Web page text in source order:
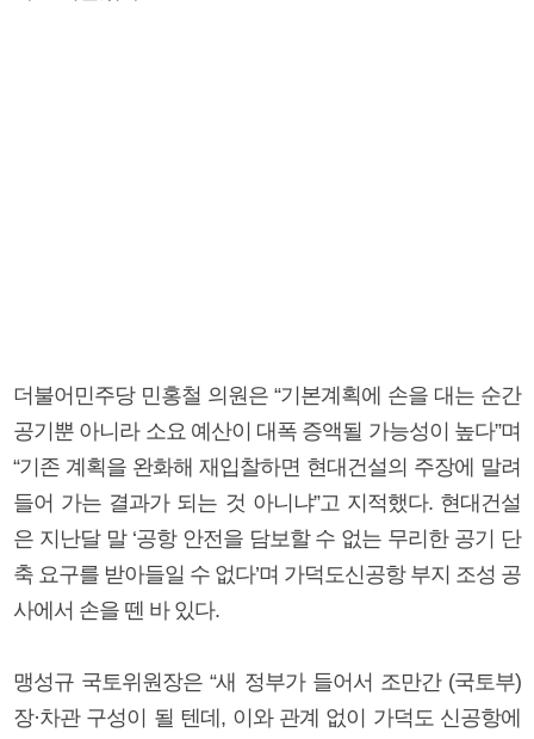
더불어민주당 민홍철 의원은 “기본계획에 손을 대는 순간
공기뿐 아니라 소요 예산이 대폭 증액될 가능성이 높다”며
“기존 계획을 완화해 재입찰하면 현대건설의 주장에 말려
들어 가는 결과가 되는 것 아니냐”고 지적했다. 현대건설
은 지난달 말 ‘공항 안전을 담보할 수 없는 무리한 공기 단
축 요구를 받아들일 수 없다’며 가덕도신공항 부지 조성 공
사에서 손을 뗀 바 있다.
맹성규 국토위원장은 “새 정부가 들어서 조만간 (국토부)
장·차관 구성이 될 텐데, 이와 관계 없이 가덕도 신공항에